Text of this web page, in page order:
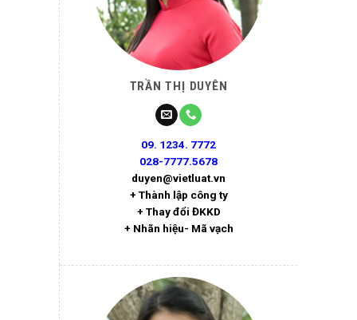
TRẦN THỊ DUYÊN
09. 1234. 7772
028-7777.5678
duyen@vietluat.vn
+ Thành lập công ty
+ Thay đổi ĐKKD
+ Nhãn hiệu- Mã vạch